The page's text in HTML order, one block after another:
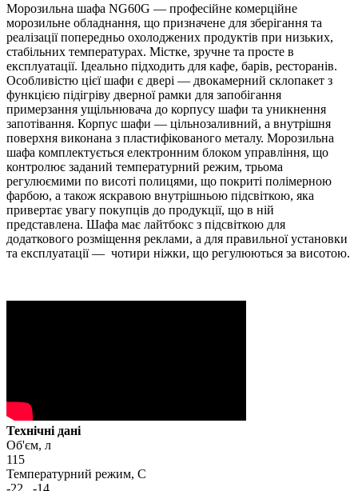
Морозильна шафа NG60G — професійне комерційне
морозильне обладнання, що призначене для зберігання та
реалізації попередньо охолоджених продуктів при низьких,
стабільних температурах. Містке, зручне та просте в
експлуатації. Ідеально підходить для кафе, барів, ресторанів.
Особливістю цієї шафи є двері — двокамерний склопакет з
функцією підігріву дверної рамки для запобігання
примерзання ущільнювача до корпусу шафи та уникнення
запотівання. Корпус шафи — цільнозаливний, а внутрішня
поверхня виконана з пластифікованого металу. Морозильна
шафа комплектується електронним блоком управління, що
контролює заданий температурний режим, трьома
регулюємими по висоті полицями, що покриті полімерною
фарбою, а також яскравою внутрішньою підсвіткою, яка
привертає увагу покупців до продукції, що в ній
представлена. Шафа має лайтбокс з підсвіткою для
додаткового розміщення реклами, а для правильної установки
та експлуатації — чотири ніжки, що регулюються за висотою.
Технічні дані
Об'єм, л
115
Температурний режим, С
-22...-14